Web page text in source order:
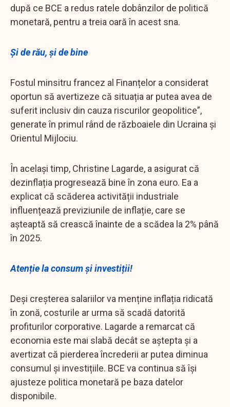
după ce BCE a redus ratele dobânzilor de politică
monetară, pentru a treia oară în acest sna.
Și de rău, și de bine
Fostul minsitru francez al Finanțelor a considerat
oportun să avertizeze că situația ar putea avea de
suferit inclusiv din cauza riscurilor geopolitice”,
generate în primul rând de războaiele din Ucraina și
Orientul Mijlociu.
În același timp, Christine Lagarde, a asigurat că
dezinflația progresează bine în zona euro. Ea a
explicat că scăderea activității industriale
influențează previziunile de inflație, care se
așteaptă să crească înainte de a scădea la 2% până
în 2025.
Atenție la consum și investiții!
Deși creșterea salariilor va menține inflația ridicată
în zonă, costurile ar urma să scadă datorită
profiturilor corporative. Lagarde a remarcat că
economia este mai slabă decât se aștepta și a
avertizat că pierderea încrederii ar putea diminua
consumul și investițiile. BCE va continua să își
ajusteze politica monetară pe baza datelor
disponibile.